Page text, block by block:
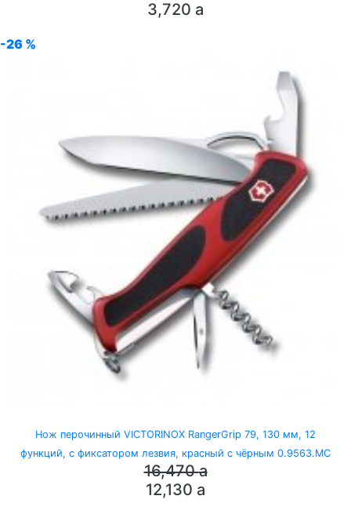
3,720 a
-26 %
Нож перочинный VICTORINOX RangerGrip 79, 130 мм, 12
функций, с фиксатором лезвия, красный с чёрным 0.9563.MC
16,470a
12,130 a